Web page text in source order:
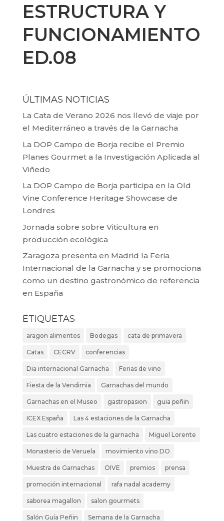
ESTRUCTURA Y
FUNCIONAMIENTO
ED.08
ÚLTIMAS NOTICIAS
La Cata de Verano 2026 nos llevó de viaje por
el Mediterráneo a través de la Garnacha
La DOP Campo de Borja recibe el Premio
Planes Gourmet a la Investigación Aplicada al
Viñedo
La DOP Campo de Borja participa en la Old
Vine Conference Heritage Showcase de
Londres
Jornada sobre sobre Viticultura en
producción ecológica
Zaragoza presenta en Madrid la Feria
Internacional de la Garnacha y se promociona
como un destino gastronómico de referencia
en España
ETIQUETAS
aragon alimentos Bodegas cata de primavera
Catas CECRV conferencias
Dia internacional Garnacha Ferias de vino
Fiesta de la Vendimia Garnachas del mundo
Garnachas en el Museo gastropasion guia peñin
ICEX España Las 4 estaciones de la Garnacha
Las cuatro estaciones de la garnacha Miguel Lorente
Monasterio de Veruela movimiento vino DO
Muestra de Garnachas OIVE premios prensa
promoción internacional rafa nadal academy
saborea magallon salon gourmets
Salón Guía Peñin Semana de la Garnacha